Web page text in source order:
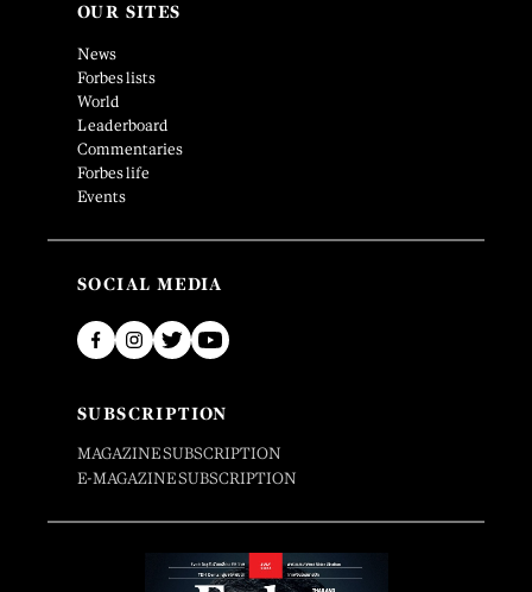
OUR SITES
News
Forbes lists
World
Leaderboard
Commentaries
Forbes life
Events
SOCIAL MEDIA
SUBSCRIPTION
MAGAZINE SUBSCRIPTION
E-MAGAZINE SUBSCRIPTION